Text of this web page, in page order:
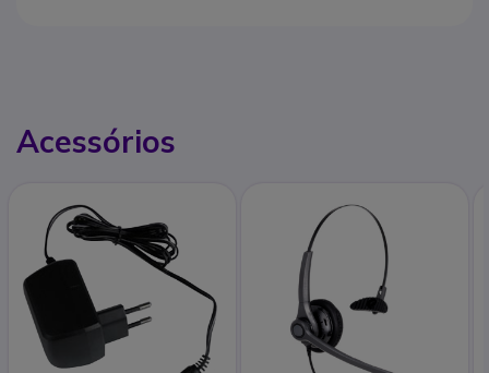
Acessórios